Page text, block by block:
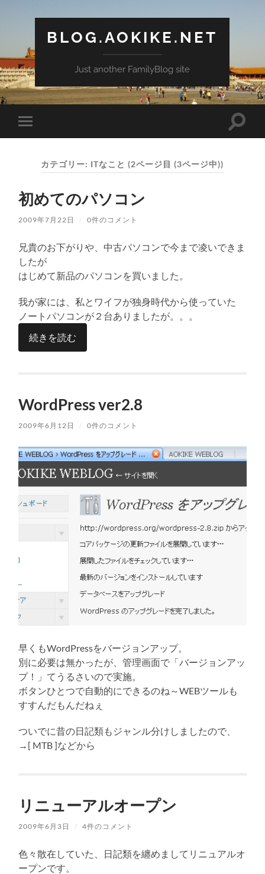
BLOG.AOKIKE.NET
Just another FamilyBlog site
モ
バ
ー
を
切
り
え
る
検
カテゴリー: ITなこと (2ページ目 (3ページ中))
初めてのパソコン
2009年7月22日 / 0件のコメント
兄貴のお下がりや、中古パソコンで今まで凌いできま
したが
はじめて新品のパソコンを買いました。
我が家には、私とワイフが独身時代から使っていた
ノートパソコンが２台ありましたが。。。
続きを読む
WordPress ver2.8
2009年6月12日 / 0件のコメント
早くもWordPressをバージョンアップ。
別に必要は無かったが、管理画面で「バージョンアッ
プ！」てうるさいので実施。
ボタンひとつで自動的にできるのね～WEBツールも
すすんだもんだねぇ
ついでに昔の日記類もジャンル分けしましたので、
→[ MTB ]などから
リニューアルオープン
2009年6月3日 / 4件のコメント
色々散在していた、日記類を纏めましてリニュアルオ
ープンです。